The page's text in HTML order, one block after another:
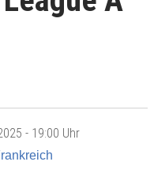
- 19:00 Uhr